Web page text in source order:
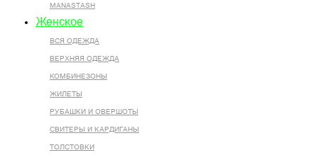
MANASTASH
Женское
ВСЯ ОДЕЖДА
ВЕРХНЯЯ ОДЕЖДА
КОМБИНЕЗОНЫ
ЖИЛЕТЫ
РУБАШКИ И ОВЕРШОТЫ
СВИТЕРЫ И КАРДИГАНЫ
ТОЛСТОВКИ